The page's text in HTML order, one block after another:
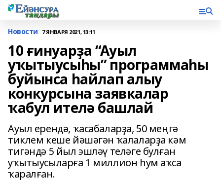
Новости 7 ЯНВАРЯ 2021, 13:11
10 ғинуарҙа “Ауыл
уҡытыусыһы” программаһы
буйынса һайлап алыу
конкурсына заявкалар
ҡабул ителә башлай
Ауыл ерендә, ҡасабаларҙа, 50 меңгә
тиклем кеше йәшәгән ҡалаларҙа кәм
тигәндә 5 йыл эшләү теләге булған
уҡытыусыларға 1 миллион һум аҡса
ҡаралған.